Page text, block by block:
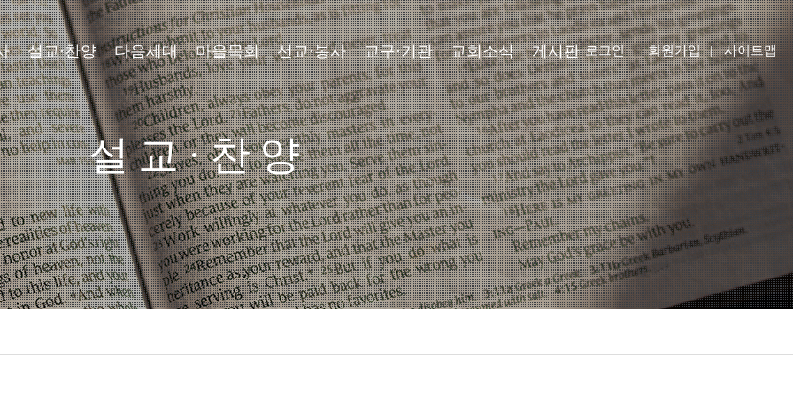
설교·찬양 다음세대 마을목회 선교·봉사 교구·기관 교회소식 게시판 로그인 | 회원가입 | 사이트맵
설교·찬양